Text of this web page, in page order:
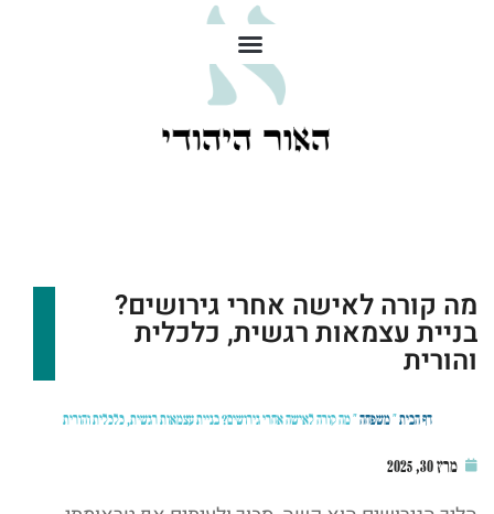
מה קורה לאישה אחרי גירושים?
בניית עצמאות רגשית, כלכלית
והורית
דף הבית»משפחה»מה קורה לאישה אחרי גירושים? בניית עצמאות רגשית, כלכלית והורית
מרץ 30, 2025